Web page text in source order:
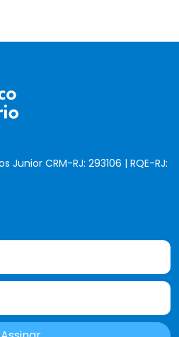
Junior CRM-RJ: 293106 | RQE-RJ: